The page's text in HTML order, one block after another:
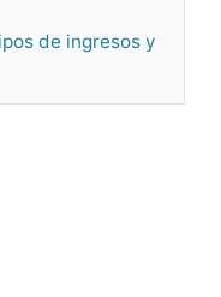
de ingresos y